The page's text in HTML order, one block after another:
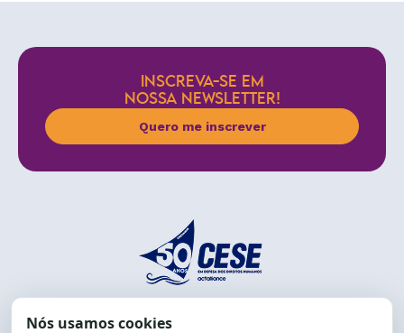
INSCREVA-SE EM
NOSSA NEWSLETTER!
Quero me inscrever
End.: R. da Graça, 150. Graça